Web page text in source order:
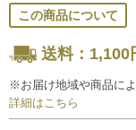
この商品について
送料：1,100
※お届け地域や商品に
詳細はこちら